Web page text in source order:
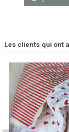
Les clients qui ont